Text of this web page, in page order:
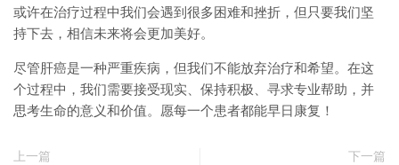
或许在治疗过程中我们会遇到很多困难和挫折，但只要我们坚
持下去，相信未来将会更加美好。
尽管肝癌是一种严重疾病，但我们不能放弃治疗和希望。在这
个过程中，我们需要接受现实、保持积极、寻求专业帮助，并
思考生命的意义和价值。愿每一个患者都能早日康复！
上一篇
下一篇